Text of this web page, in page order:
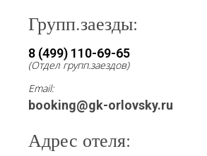
Групп.заезды:
8 (499) 110-69-65
(Отдел групп.заездов)
Email:
booking@gk-orlovsky.ru
Адрес отеля: